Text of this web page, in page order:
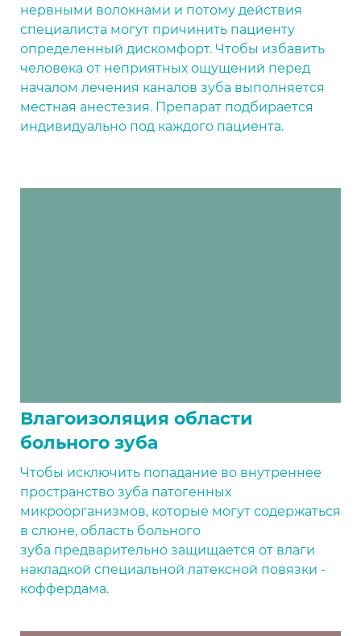
нервными волокнами и потому действия
специалиста могут причинить пациенту
определенный дискомфорт. Чтобы избавить
человека от неприятных ощущений перед
началом лечения каналов зуба выполняется
местная анестезия. Препарат подбирается
индивидуально под каждого пациента.
Влагоизоляция области
больного зуба
Чтобы исключить попадание во внутреннее
пространство зуба патогенных
микроорганизмов, которые могут содержаться
в слюне, область больного
зуба предварительно защищается от влаги
накладкой специальной латексной повязки -
коффердама.